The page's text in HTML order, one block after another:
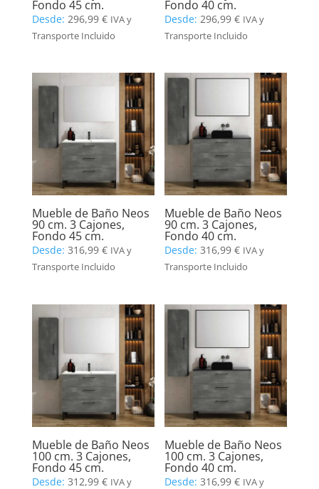
Fondo 45 cm.
Desde: 296,99 € IVA y
Transporte Incluido
Fondo 40 cm.
Desde:296,99€ IVA y
Transporte Incluido
Mueble de Baño Neos
90 cm. 3 Cajones,
Fondo 45 cm.
Desde: 316,99 € IVA y
Transporte Incluido
Mueble de Baño Neos
90 cm. 3 Cajones,
Fondo 40 cm.
Desde:316,99€ IVA y
Transporte Incluido
Mueble de Baño Neos
100 cm. 3 Cajones,
Fondo 45 cm.
Desde: 312,99 € IVA y
Mueble de Baño Neos
100 cm. 3 Cajones,
Fondo 40 cm.
Desde:316,99€ IVA y